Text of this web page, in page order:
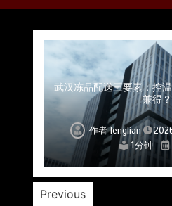
上海餐饮连锁加速，冷链
流通难
作者lenglian
1分钟
杭州中央厨房布局餐饮连
关键一
作者lenglian
1分钟
北京餐饮企业如何
作者lenglian
1分钟
深圳冷链物流如何护航餐
全解析
作者lenglian
1分钟
北京餐饮仓配一体化的核
作者lenglian
1分钟
武汉冻品配送三要素：控
兼得？
作者lenglian
1分钟
重庆冷链布局解冻食材运
稳控品
作者lenglian
1分钟
Previous